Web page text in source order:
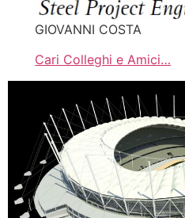
GIOVANNI COSTA
Cari Colleghi e Amici…